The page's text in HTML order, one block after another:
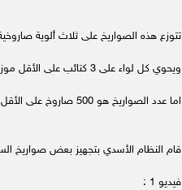
تتوزع هذه الصواريخ على ثلاث ألوية
ويحوي كل لواء على 3 كتائب على الأقل موزعة في كامل الأراضي السورية واهمها هو اللواء 155 في القطيفة في القلمون
اما عدد الصواريخ هو 500 صاروخ على الأقل .... حيث تعد الترسانة الصاروخية في سوريا هي الأضخم على مستوى الشرق الأوسط .
قام النظام الأسدي بتجهيز بعض صواريخ
فيديو 1 :